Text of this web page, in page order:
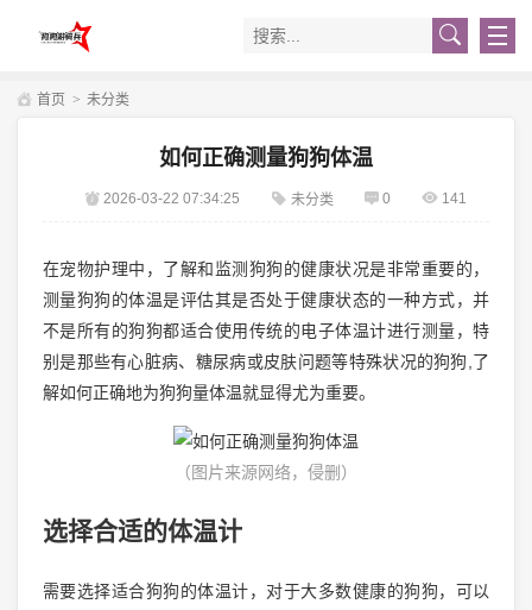
首页 > 未分类
如何正确测量狗狗体温
2026-03-22 07:34:25 未分类 0 141
在宠物护理中，了解和监测狗狗的健康状况是非常重要的，
测量狗狗的体温是评估其是否处于健康状态的一种方式，并
不是所有的狗狗都适合使用传统的电子体温计进行测量，特
别是那些有心脏病、糖尿病或皮肤问题等特殊状况的狗狗,了
解如何正确地为狗狗量体温就显得尤为重要。
（图片来源网络，侵删）
选择合适的体温计
需要选择适合狗狗的体温计，对于大多数健康的狗狗，可以